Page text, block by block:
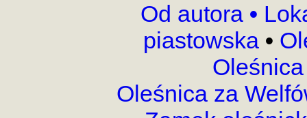
Od autora •
piastowska •
Oleśnica za